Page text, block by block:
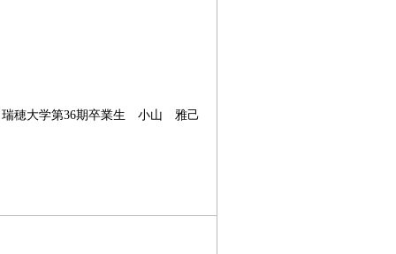
穂大学第36期卒業生 小山 雅己